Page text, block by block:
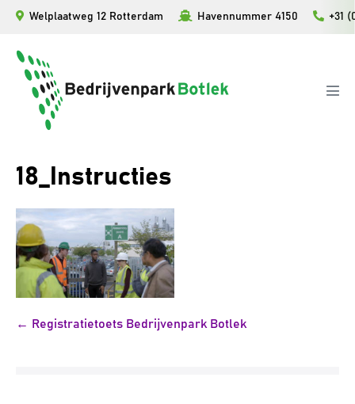
inhoud
Welplaatweg 12 Rotterdam Havennummer 4150 +31
18_Instructies
Bericht
← Registratietoets Bedrijvenpark Botlek